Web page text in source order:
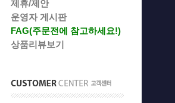
제휴/제안
운영자 게시판
FAG(주문전에 참고하세요!)
상품리뷰보기